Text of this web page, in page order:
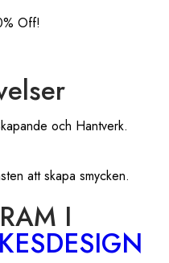
Off!
och Hantverk.
I